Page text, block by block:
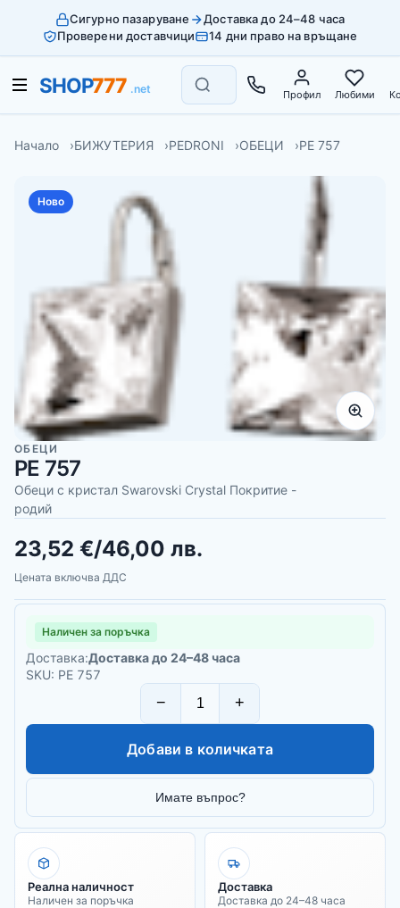
Сигурно пазаруване
Доставка до 24–48 часа
Проверени доставчици
14 дни право на връщане
Профил Любими
Начало БИЖУТЕРИЯ PEDRONI ОБЕЦИ PE 757
Ново
ОБЕЦИ
PE 757
Обеци с кристал Swarovski Crystal Покритие -
родий
23,52 €/46,00 лв.
Цената включва ДДС
Наличен за поръчка
Доставка:Доставка до 24–48 часа
SKU: PE 757
− +
Добави в количката
Имате въпрос?
Реална наличност
Наличен за поръчка
Доставка
Доставка до 24–48 часа